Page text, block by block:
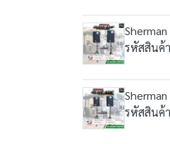
รหัสสินค้
รหัสสินค้